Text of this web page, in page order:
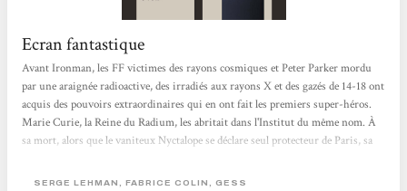
Ecran fantastique
Avant Ironman, les FF victimes des rayons cosmiques et Peter Parker mordu
par une araignée radioactive, des irradiés aux rayons X et des gazés de 14-18 ont
acquis des pouvoirs extraordinaires qui en ont fait les premiers super-héros.
Marie Curie, la Reine du Radium, les abritait dans l'Institut du même nom. À
sa mort, alors que le vaniteux Nyctalope se déclare seul protecteur de Paris, sa
aux surhommes en armure de Nous Autres, le groupe moscovite dirigé par le
SERGE LEHMAN, FABRICE COLIN, GESS